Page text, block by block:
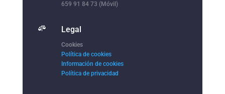
659 91 84 73 (Móvil)
 Legal
Cookies
Política de cookies
Información de cookies
Política de privacidad